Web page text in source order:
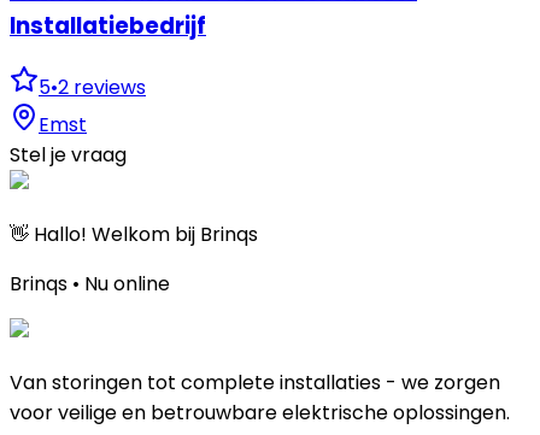
Installatiebedrijf
5•2 reviews
Emst
Stel je vraag
👋 Hallo! Welkom bij Brinqs
Brinqs • Nu online
Van storingen tot complete installaties - we zorgen
voor veilige en betrouwbare elektrische oplossingen.